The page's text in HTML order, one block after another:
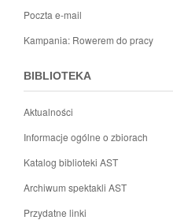
Poczta e-mail
Kampania: Rowerem do pracy
BIBLIOTEKA
Aktualności
Informacje ogólne o zbiorach
Katalog biblioteki AST
Archiwum spektakli AST
Przydatne linki